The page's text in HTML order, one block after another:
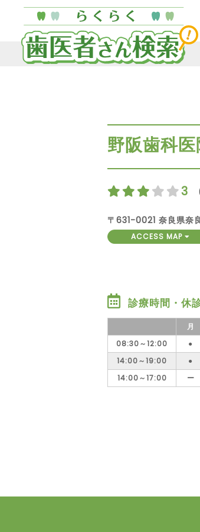
野阪歯科
3
〒631-0021 奈良県奈
ACCESS MAP
診療時間・休
月
08:30～12:00
●
14:00～19:00
●
14:00～17:00
ー